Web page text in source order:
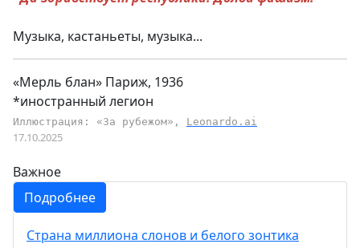
Музыка, кастаньеты, музыка...
«Мерль блан» Париж, 1936
*иностранный легион
Иллюстрация: «За рубежом», Leonardo.ai
17.10.2025
Важное
Подробнее
Страна миллиона слонов и белого зонтика